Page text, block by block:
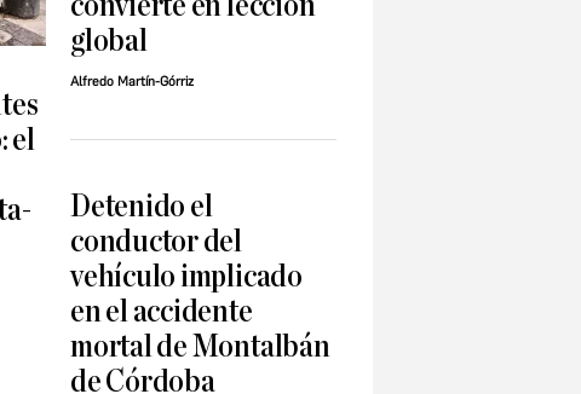
el
global
Alfredo Martín-Górriz
Detenido el
conductor del
vehículo implicado
en el accidente
mortal de Montalbán
de Córdoba